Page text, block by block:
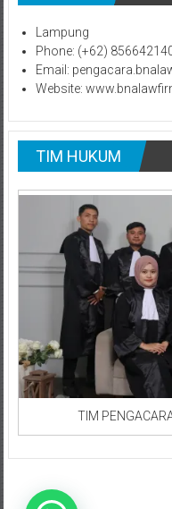
Lampung
Phone: (+62)
Email:
Website:
TIM HUKUM
TIM